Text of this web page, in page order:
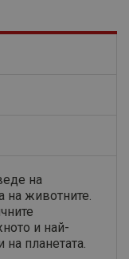
на
на животните.
и най-
планетата.